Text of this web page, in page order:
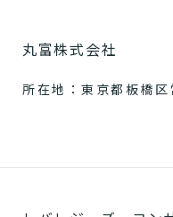
丸富株式会社
所在地：東京都板橋